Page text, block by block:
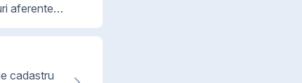
aferente…
cadastru